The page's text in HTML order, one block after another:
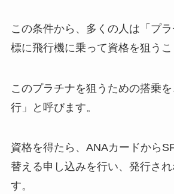
この条件から、多くの人は「プ
標に飛行機に乗って資格を狙うこ
このプラチナを狙うための搭乗
行」と呼びます。
資格を得たら、ANAカードから
替える申し込みを行い、発行さ
す。